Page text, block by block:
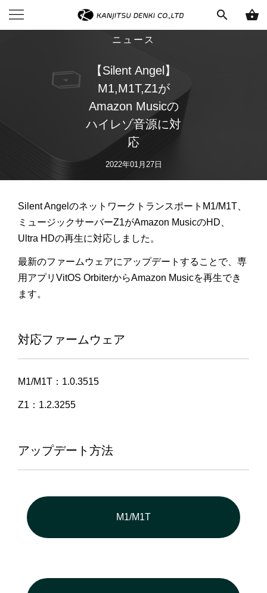
search shopping_basket
ニュース
【Silent Angel】
M1,M1T,Z1が
Amazon Musicの
ハイレゾ音源に対
応
2022年01月27日
Silent AngelのネットワークトランスポートM1/M1T、
ミュージックサーバーZ1がAmazon MusicのHD、
Ultra HDの再生に対応しました。
最新のファームウェアにアップデートすることで、専
用アプリVitOS OrbiterからAmazon Musicを再生でき
ます。
対応ファームウェア
M1/M1T：1.0.3515
Z1：1.2.3255
アップデート方法
M1/M1T